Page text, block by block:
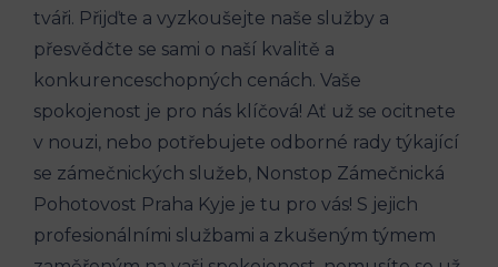
tváři. Přijďte a vyzkoušejte naše služby a
přesvědčte se sami o naší kvalitě a
konkurenceschopných cenách. Vaše
spokojenost je pro nás klíčová! Ať už se ocitnete
v nouzi, nebo potřebujete odborné rady týkající
se zámečnických služeb, Nonstop Zámečnická
Pohotovost Praha Kyje je tu pro vás! S jejich
profesionálními službami a zkušeným týmem